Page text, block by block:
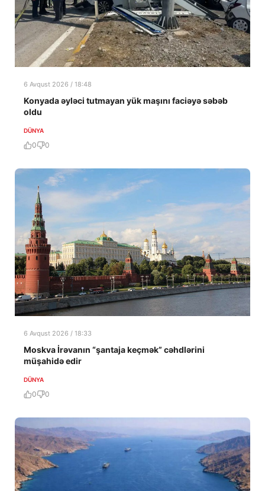
6 Avqust 2026 / 18:48
Konyada əyləci tutmayan yük maşını faciəyə səbəb
oldu
DÜNYA
0 0
6 Avqust 2026 / 18:33
Moskva İrəvanın “şantaja keçmək” cəhdlərini
müşahidə edir
DÜNYA
0 0